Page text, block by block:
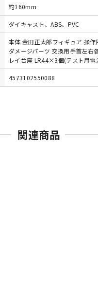
約160mm
ダイキャスト、ABS、PVC
本体 金田正太郎フィギュア 操作
ダメージパーツ 交換用手首左右
レイ台座 LR44×3個(テスト用電
4573102550088
関連商品